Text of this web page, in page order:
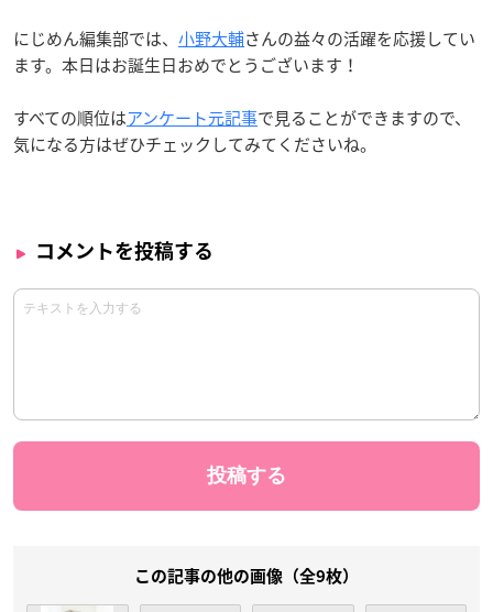
にじめん編集部では、 小野大輔さんの益々の活躍を応援してい
ます。本日はお誕生日おめでとうございます！
すべての順位はアンケート元記事で見ることができますので、
気になる方はぜひチェックしてみてくださいね。
コメントを投稿する
この記事の他の画像（全9枚）